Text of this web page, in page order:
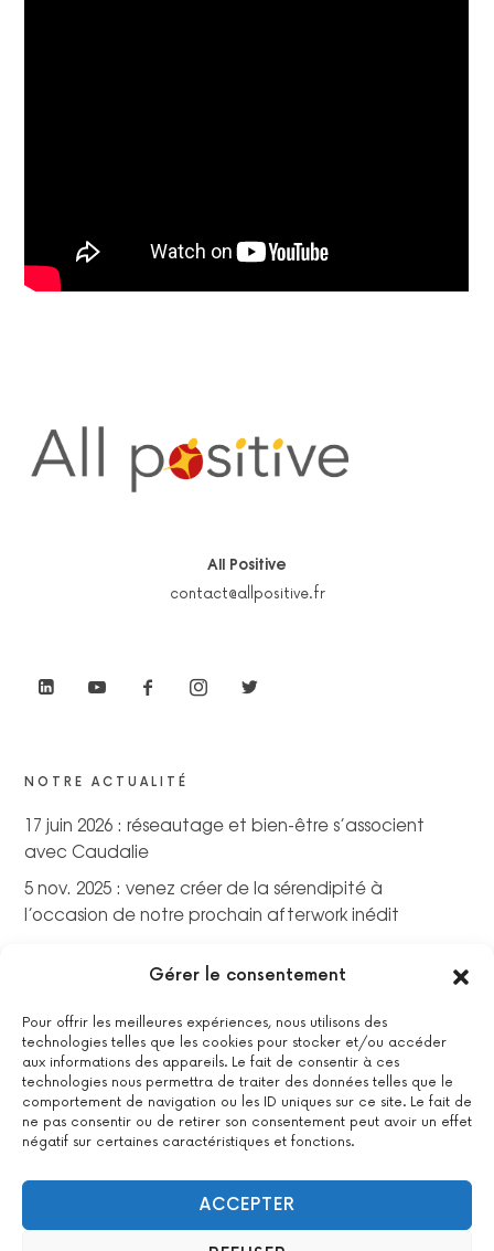
Gérer le consentement
Pour offrir les meilleures expériences, nous utilisons des
technologies telles que les cookies pour stocker et/ou accéder
aux informations des appareils. Le fait de consentir à ces
technologies nous permettra de traiter des données telles que le
comportement de navigation ou les ID uniques sur ce site. Le fait de
ne pas consentir ou de retirer son consentement peut avoir un effet
négatif sur certaines caractéristiques et fonctions.
ACCEPTER
All Positive
contact@allpositive.fr
NOTRE ACTUALITÉ
17 juin 2026 : réseautage et bien-être s’associent
avec Caudalie
5 nov. 2025 : venez créer de la sérendipité à
l’occasion de notre prochain afterwork inédit
La certification qualité a été délivrée au titre de la catégorie
suivante : actions de formations.